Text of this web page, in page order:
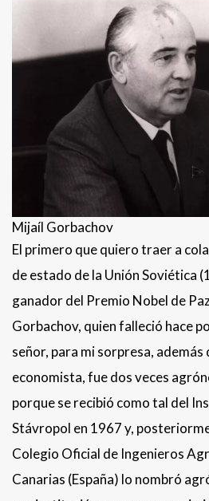
Mijaíl Gorbachov
El primero que quiero traer a
de estado de la Unión Soviética
ganador del Premio Nobel de
Gorbachov, quien falleció hace
señor, para mi sorpresa, además
economista, fue dos veces
porque se recibió como tal del
Stávropol en 1967 y,
Colegio Oficial de Ingenieros
Canarias (España) lo nombró